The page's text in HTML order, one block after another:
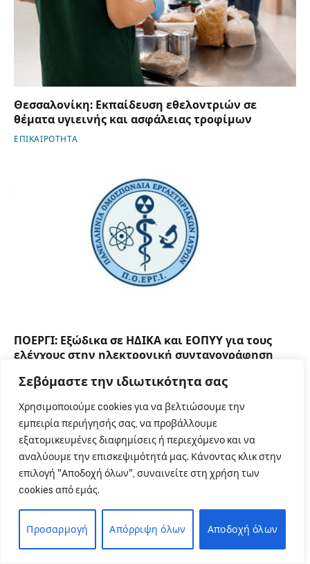
Σεβόμαστε την ιδιωτικότητα σας
Χρησιμοποιούμε cookies για να βελτιώσουμε την
εμπειρία περιήγησής σας, να προβάλλουμε
εξατομικευμένες διαφημίσεις ή περιεχόμενο και να
αναλύουμε την επισκεψιμότητά μας. Κάνοντας κλικ στην
επιλογή "Αποδοχή όλων", συναινείτε στη χρήση των
cookies από εμάς.
Προσαρμογή Απόρριψη όλων Αποδοχή όλων
Θεσσαλονίκη: Εκπαίδευση εθελοντριών σε
θέματα υγιεινής και ασφάλειας τροφίμων
ΕΠΙΚΑΙΡΟΤΗΤΑ
ΠΟΕΡΓΙ: Εξώδικα σε ΗΔΙΚΑ και ΕΟΠΥΥ για τους
ελέγχους στην ηλεκτρονική συνταγογράφηση
ΕΠΙΚΑΙΡΟΤΗΤΑ
ΜΗ ΧΑΣΕΤΕ